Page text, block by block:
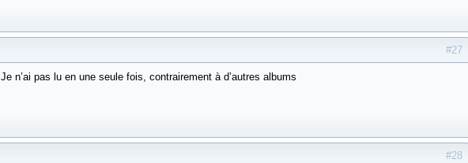
#27
Je n’ai pas lu en une seule fois, contrairement à d’autres albums
#28